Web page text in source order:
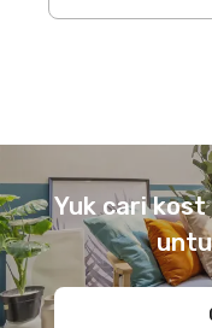
Yuk cari